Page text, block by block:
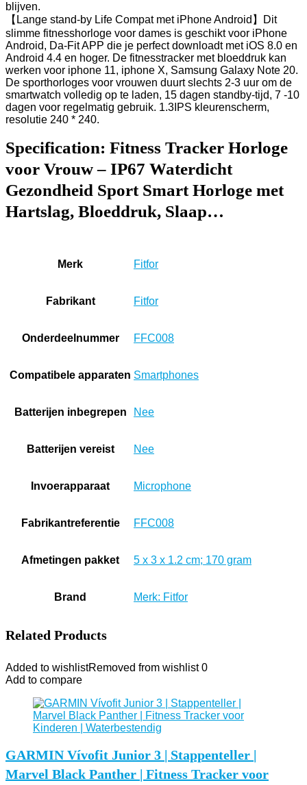
blijven.
【Lange stand-by Life Compat met iPhone Android】Dit
slimme fitnesshorloge voor dames is geschikt voor iPhone
Android, Da-Fit APP die je perfect downloadt met iOS 8.0 en
Android 4.4 en hoger. De fitnesstracker met bloeddruk kan
werken voor iphone 11, iphone X, Samsung Galaxy Note 20.
De sporthorloges voor vrouwen duurt slechts 2-3 uur om de
smartwatch volledig op te laden, 15 dagen standby-tijd, 7 -10
dagen voor regelmatig gebruik. 1.3IPS kleurenscherm,
resolutie 240 * 240.
Specification: Fitness Tracker Horloge
voor Vrouw – IP67 Waterdicht
Gezondheid Sport Smart Horloge met
Hartslag, Bloeddruk, Slaap…
Merk ‎Fitfor
Fabrikant ‎Fitfor
Onderdeelnummer ‎FFC008
Compatibele apparaten ‎Smartphones
Batterijen inbegrepen ‎Nee
Batterijen vereist ‎Nee
Invoerapparaat ‎Microphone
Fabrikantreferentie ‎FFC008
Afmetingen pakket ‎5 x 3 x 1.2 cm; 170 gram
Brand Merk: Fitfor
Related Products
Added to wishlistRemoved from wishlist 0
Add to compare
GARMIN Vívofit Junior 3 | Stappenteller |
Marvel Black Panther | Fitness Tracker voor